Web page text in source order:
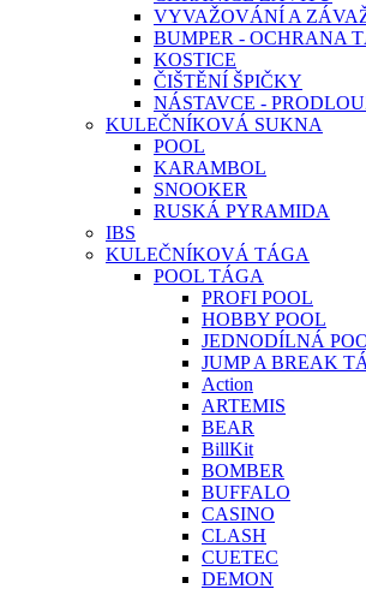
VYVAŽOVÁNÍ A
BUMPER - OCHRANA
KOSTICE
ČIŠTĚNÍ ŠPIČKY
NÁSTAVCE -
KULEČNÍKOVÁ SUKNA
POOL
KARAMBOL
SNOOKER
RUSKÁ PYRAMIDA
IBS
KULEČNÍKOVÁ TÁGA
POOL TÁGA
PROFI POOL
HOBBY POOL
JEDNODÍLNÁ
JUMP A BREAK
Action
ARTEMIS
BEAR
BillKit
BOMBER
BUFFALO
CASINO
CLASH
CUETEC
DEMON